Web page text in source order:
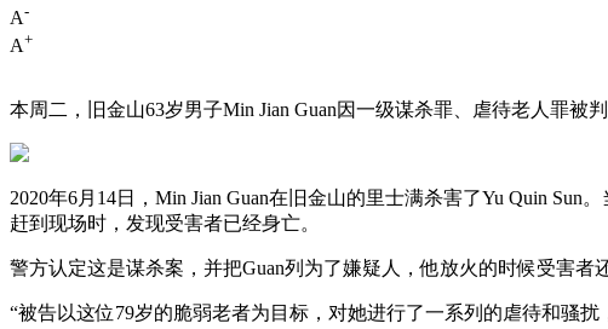
A-
A+
本周二，旧金山63岁男子Min Jian Guan因一级谋杀罪、虐待老人罪
2020年6月14日，Min Jian Guan在旧金山的里士满杀害了Yu Quin
赶到现场时，发现受害者已经身亡。
警方认定这是谋杀案，并把Guan列为了嫌疑人，他放火的时候受害者
“被告以这位79岁的脆弱老者为目标，对她进行了一系列的虐待和骚